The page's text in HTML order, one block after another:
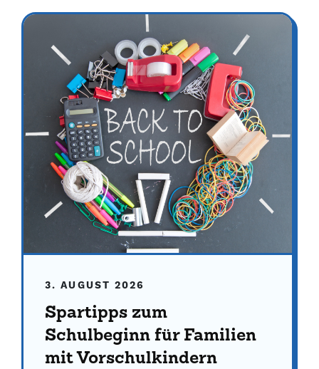
3. AUGUST 2026
Spartipps zum
Schulbeginn für Familien
mit Vorschulkindern